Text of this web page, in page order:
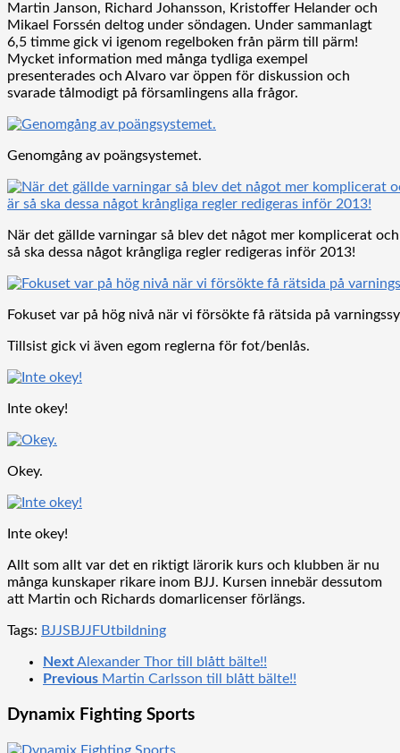
Martin Janson, Richard Johansson, Kristoffer Helander och
Mikael Forssén deltog under söndagen. Under sammanlagt
6,5 timme gick vi igenom regelboken från pärm till pärm!
Mycket information med många tydliga exempel
presenterades och Alvaro var öppen för diskussion och
svarade tålmodigt på församlingens alla frågor.
Genomgång av poängsystemet.
När det gällde varningar så blev det något mer komplicerat
så ska dessa något krångliga regler redigeras inför 2013!
Fokuset var på hög nivå när vi försökte få rätsida på
Tillsist gick vi även egom reglerna för fot/benlås.
Inte okey!
Okey.
Inte okey!
Allt som allt var det en riktigt lärorik kurs och klubben är nu
många kunskaper rikare inom BJJ. Kursen innebär dessutom
att Martin och Richards domarlicenser förlängs.
Tags: BJJSBJJFUtbildning
NextAlexander Thor till blått bälte!!
Previous Martin Carlsson till blått bälte!!
Dynamix Fighting Sports